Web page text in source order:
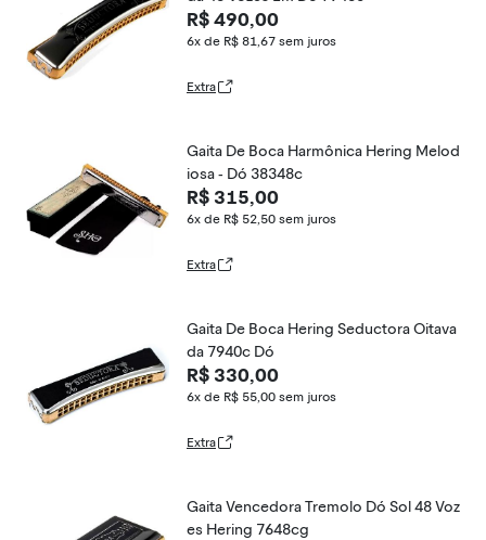
R$ 490,00
6x de R$ 81,67 sem juros
Extra
Gaita De Boca Harmônica Hering Melod
iosa - Dó 38348c
R$ 315,00
6x de R$ 52,50 sem juros
Extra
Gaita De Boca Hering Seductora Oitava
da 7940c Dó
R$ 330,00
6x de R$ 55,00 sem juros
Extra
Gaita Vencedora Tremolo Dó Sol 48 Voz
es Hering 7648cg